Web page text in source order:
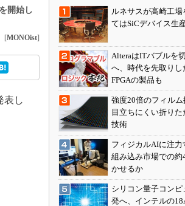
開始し
[MONOist]
表し
ルネサスが高崎工
てはSiCデバイス生
AlteraはITバブルを
へ、時代を先取りし
FPGAの製品も
強度20倍のフィル
目立ちにくい折り
技術
フィジカルAIに注力
組み込み市場での約
かせるか
シリコン量子コンピ
発へ、インテルの